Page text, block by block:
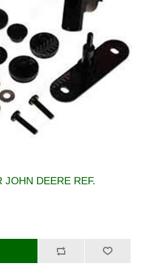
JOHN DEERE REF.